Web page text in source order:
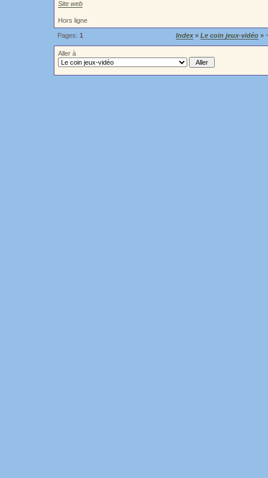
Site web
Hors ligne
Pages: 1 Index » Le coin jeux-vidéo »
Aller à